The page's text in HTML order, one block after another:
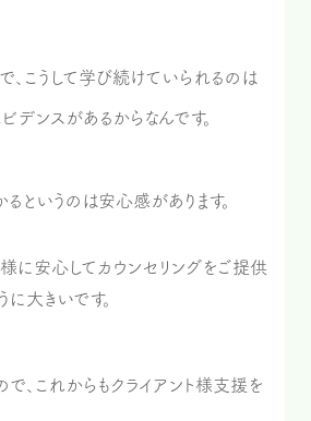
、こうして学び続けていられるのは
ンスがあるからなんです。
というのは安心感があります。
様に安心してカウンセリングをご提供
に大きいです。
で、これからもクライアント様支援を